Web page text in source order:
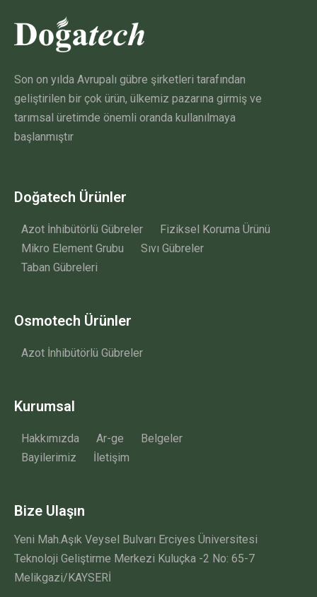
Son on yılda Avrupalı gübre şirketleri tarafından
geliştirilen bir çok ürün, ülkemiz pazarına girmiş ve
tarımsal üretimde önemli oranda kullanılmaya
başlanmıştır
Doğatech Ürünler
Azot İnhibütörlü Gübreler
Fiziksel Koruma Ürünü
Mikro Element Grubu
Sıvı Gübreler
Taban Gübreleri
Osmotech Ürünler
Azot İnhibütörlü Gübreler
Kurumsal
Hakkımızda Ar-ge
Belgeler
Bayilerimiz
İletişim
Bize Ulaşın
Yeni Mah.Aşık Veysel Bulvarı Erciyes Üniversitesi
Teknoloji Geliştirme Merkezi Kuluçka -2 No: 65-7
Melikgazi/KAYSERİ